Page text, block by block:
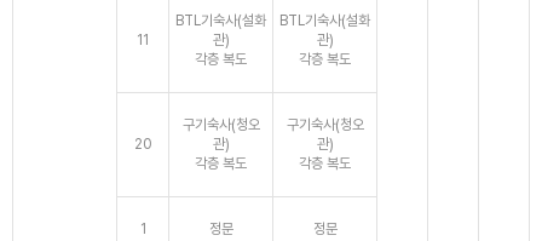
11
BTL기숙사(설화
관)
각층 복도
BTL기숙사(설화
관)
각층 복도
20
구기숙사(청오
관)
각층 복도
구기숙사(청오
관)
각층 복도
1 정문 정문